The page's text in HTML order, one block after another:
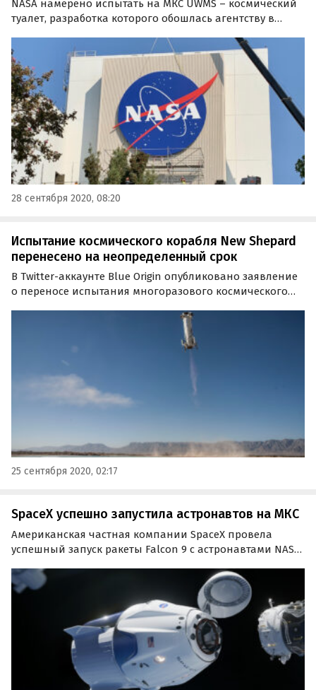
NASA намерено испытать на МКС UWMS – космический
туалет, разработка которого обошлась агентству в
эффективность в условиях мигрогравитации, то в
дальнейшем её планируется использовать на
кораблях…
28 сентября 2020, 08:20
Испытание космического корабля New Shepard
перенесено на неопределенный срок
В Twitter-аккаунте Blue Origin опубликовано заявление
о переносе испытания многоразового космического
представители компании пообещали назвать
25 сентября 2020, 02:17
SpaceX успешно запустила астронавтов на МКС
Американская частная компании SpaceX провела
успешный запуск ракеты Falcon 9 с астронавтами NASA
астронавтом японского агентства аэрокосмических
исследований JAXA Соити Ногути, находящимися в